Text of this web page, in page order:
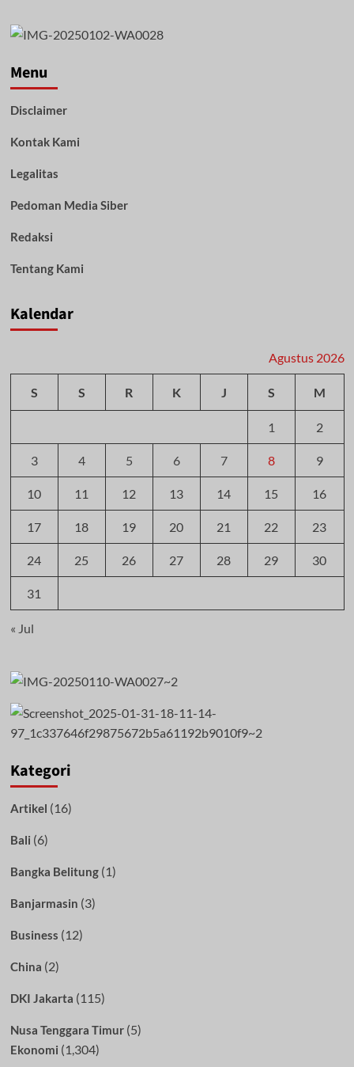
Putusan
Somasi
Anugerah
Menu
Disclaimer
Kontak Kami
Legalitas
Pedoman Media Siber
Redaksi
Tentang Kami
Kalendar
Agustus 2026
S S R K J S M
1 2
3 4 5 6 7 8 9
10 11 12 13 14 15 16
17 18 19 20 21 22 23
24 25 26 27 28 29 30
31
« Jul
Kategori
Artikel (16)
Bali (6)
Bangka Belitung(1)
Banjarmasin (3)
Business (12)
China (2)
DKI Jakarta (115)
Nusa Tenggara Timur(5)
Ekonomi (1,304)